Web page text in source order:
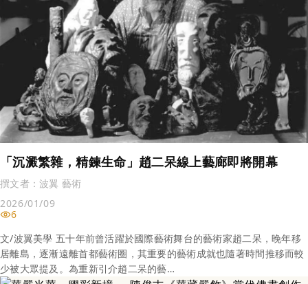
「沉澱繁雜，精鍊生命」趙二呆線上藝廊即將開幕
撰文者：波翼 藝術
2026/01/09
6
文/波翼美學 五十年前曾活躍於國際藝術舞台的藝術家趙二呆，晚年移
居離島，逐漸遠離首都藝術圈，其重要的藝術成就也隨著時間推移而較
少被大眾提及。為重新引介趙二呆的藝…